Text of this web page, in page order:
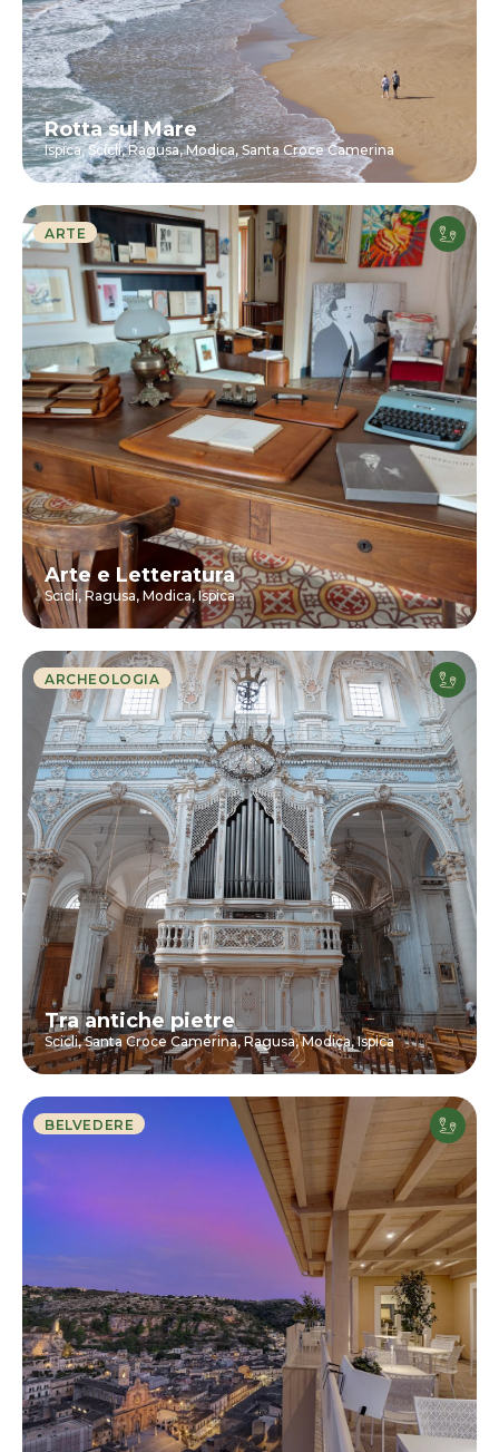
Rotta sul Mare
Ispica,Scicli,Ragusa,Modica,Santa Croce Camerina
Arte e Letteratura
Scicli, Ragusa, Modica,Ispica
ARTE
Tra antiche pietre
Scicli,Santa Croce Camerina,Ragusa,Modica,Ispica
ARCHEOLOGIA
BELVEDERE